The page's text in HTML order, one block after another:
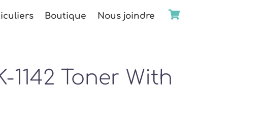
Boutique Nous joindre
1142 Toner With